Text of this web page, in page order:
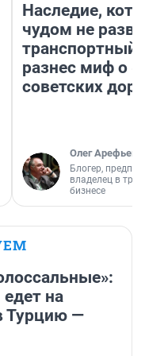
Наследие,
чудом не
транспортный
разнес миф о
советских
Олег Арефьев
Блогер,
владелец в
бизнесе
на
Турцию —